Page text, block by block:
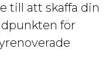
till att skaffa din
för